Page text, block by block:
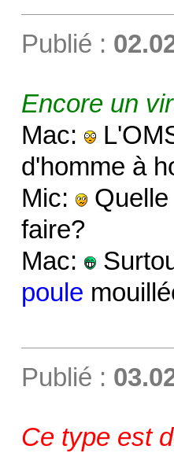
Publié :
Encore un
Mac:
d'homme à
Mic:
Quelle
faire?
Mac:
poule
Publié :
Ce type est